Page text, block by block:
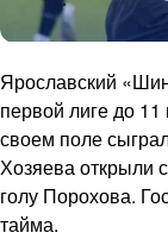
Ярославский
первой лиге до
своем поле
Хозяева открыли
голу Порохова.
тайма.